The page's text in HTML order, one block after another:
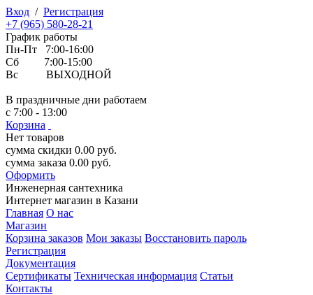
Вход / Регистрация
+7 (965) 580-28-21
График работы
Пн-Пт 7:00-16:00
Сб 7:00-15:00
Вс ВЫХОДНОЙ
В праздничные дни работаем
с 7:00 - 13:00
Корзина
Нет товаров
сумма скидки 0.00 руб.
сумма заказа 0.00 руб.
Оформить
Инженерная сантехника
Интернет магазин в Казани
Главная О нас
Магазин
Корзина заказов Мои заказы Восстановить пароль
Регистрация
Документация
Сертификаты Техническая информация Статьи
Контакты